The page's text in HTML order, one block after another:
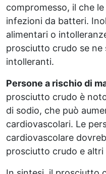
compromesso, il che
infezioni da batteri.
alimentari o
prosciutto crudo se ne
intolleranti.
Persone a rischio di
prosciutto crudo è
di sodio, che può
cardiovascolari. Le
cardiovascolare
prosciutto crudo e altri